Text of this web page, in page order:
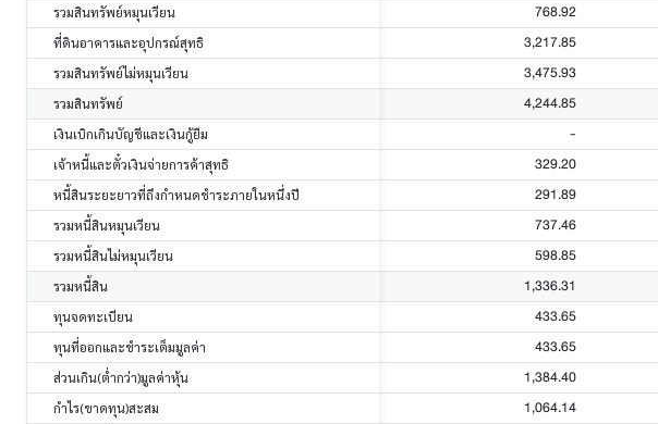
รวมสินทรัพย์หมุนเวียน 768.92
ที่ดินอาคารและอุปกรณ์สุทธิ 3,217.85
รวมสินทรัพย์ไม่หมุนเวียน 3,475.93
รวมสินทรัพย์ 4,244.85
เงินเบิกเกินบัญชีและเงินกู้ยืม -
เจ้าหนี้และตั๋วเงินจ่ายการค้าสุทธิ 329.20
หนี้สินระยะยาวที่ถึงกำหนดชำระภายในหนึ่งปี 291.89
รวมหนี้สินหมุนเวียน 737.46
รวมหนี้สินไม่หมุนเวียน 598.85
รวมหนี้สิน 1,336.31
ทุนจดทะเบียน 433.65
ทุนที่ออกและชำระเต็มมูลค่า 433.65
ส่วนเกิน(ต่ำกว่า)มูลค่าหุ้น 1,384.40
กำไร(ขาดทุน)สะสม 1,064.14